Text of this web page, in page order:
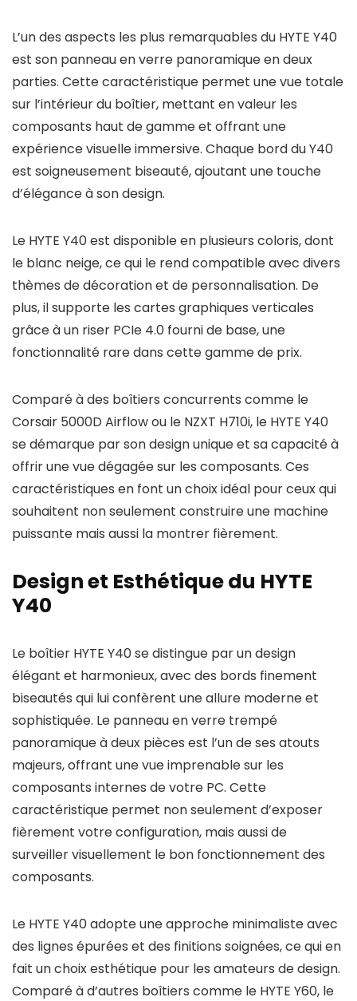
L’un des aspects les plus remarquables du HYTE Y40
est son panneau en verre panoramique en deux
parties. Cette caractéristique permet une vue totale
sur l’intérieur du boîtier, mettant en valeur les
composants haut de gamme et offrant une
expérience visuelle immersive. Chaque bord du Y40
est soigneusement biseauté, ajoutant une touche
d’élégance à son design.
Le HYTE Y40 est disponible en plusieurs coloris, dont
le blanc neige, ce qui le rend compatible avec divers
thèmes de décoration et de personnalisation. De
plus, il supporte les cartes graphiques verticales
grâce à un riser PCIe 4.0 fourni de base, une
fonctionnalité rare dans cette gamme de prix.
Comparé à des boîtiers concurrents comme le
Corsair 5000D Airflow ou le NZXT H710i, le HYTE Y40
se démarque par son design unique et sa capacité à
offrir une vue dégagée sur les composants. Ces
caractéristiques en font un choix idéal pour ceux qui
souhaitent non seulement construire une machine
puissante mais aussi la montrer fièrement.
Design et Esthétique du HYTE
Y40
Le boîtier HYTE Y40 se distingue par un design
élégant et harmonieux, avec des bords finement
biseautés qui lui confèrent une allure moderne et
sophistiquée. Le panneau en verre trempé
panoramique à deux pièces est l’un de ses atouts
majeurs, offrant une vue imprenable sur les
composants internes de votre PC. Cette
caractéristique permet non seulement d’exposer
fièrement votre configuration, mais aussi de
surveiller visuellement le bon fonctionnement des
composants.
Le HYTE Y40 adopte une approche minimaliste avec
des lignes épurées et des finitions soignées, ce qui en
fait un choix esthétique pour les amateurs de design.
Comparé à d’autres boîtiers comme le HYTE Y60, le